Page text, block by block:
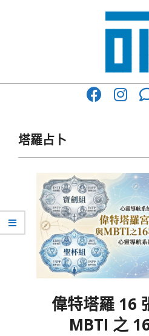
017
與
你
咖
啡
塔羅占卜
偉特塔羅 16
MBTI 之